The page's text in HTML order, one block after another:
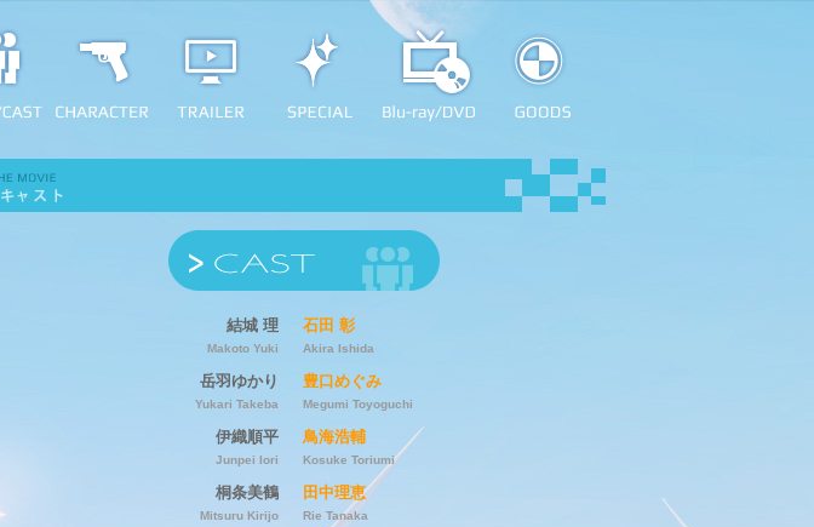
結城 理
Makoto Yuki
岳羽ゆかり
Yukari Takeba
伊織順平
Junpei Iori
桐条美鶴
Mitsuru Kirijo
石田 彰
Akira Ishida
豊口めぐみ
Megumi Toyoguchi
鳥海浩輔
Kosuke Toriumi
田中理恵
Rie Tanaka